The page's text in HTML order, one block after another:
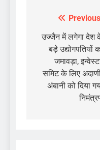
Post
navigation
उज्जैन में लगेगा देश
बड़े उद्योगपतियों
जमावड़ा,
समिट के लिए
अंबानी को दिया